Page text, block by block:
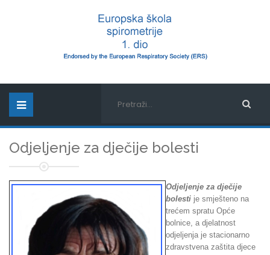
Odjeljenje za dječije bolesti
Odjeljenje za dječije
bolesti je smješteno na
trećem spratu Opće
bolnice, a djelatnost
odjeljenja je stacionarno
zdravstvena zaštita djece